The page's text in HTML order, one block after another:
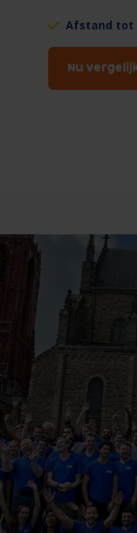
Afstand tot
Nu